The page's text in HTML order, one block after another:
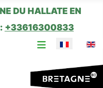
DU HALLATE EN
+33616300833